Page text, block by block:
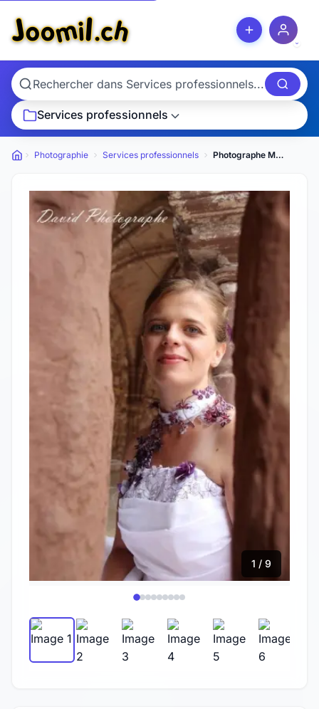
Services professionnels
Petites annonces
Photographie Services professionnels Photographe Mariage
1 / 9